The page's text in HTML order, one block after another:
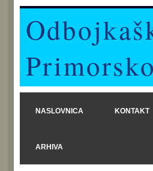
NASLOVNICA KONTAKT
ARHIVA